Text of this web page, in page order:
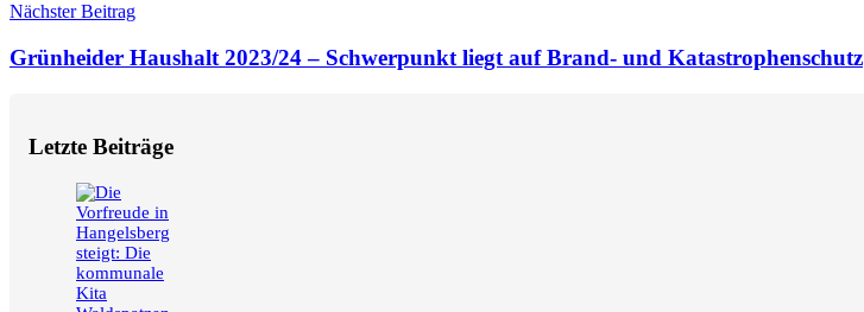
Nächster Beitrag
Grünheider Haushalt 2023/24 – Schwerpunkt liegt auf Brand- und Katastrophenschutz
Letzte Beiträge